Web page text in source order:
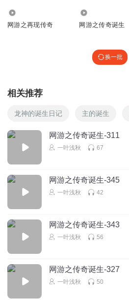
网游之再现传奇 网游之传奇诞生
换一批
相关推荐
龙神的诞生日记 主的诞生
网游之传奇诞生-311
一叶浅秋 67
网游之传奇诞生-345
一叶浅秋 42
网游之传奇诞生-343
一叶浅秋 56
网游之传奇诞生-327
一叶浅秋 50